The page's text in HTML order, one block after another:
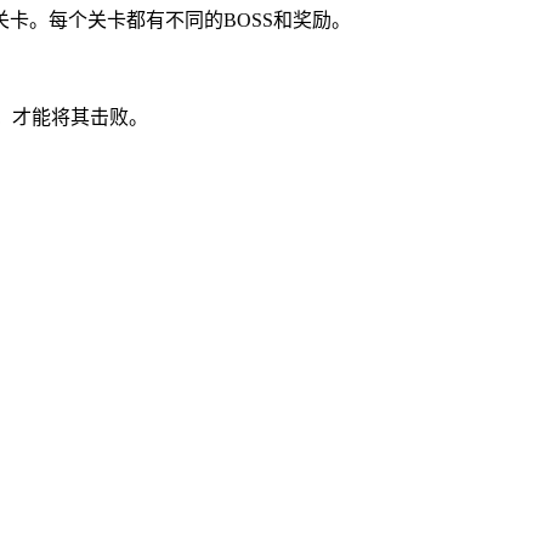
。每个关卡都有不同的BOSS和奖励。
能将其击败。